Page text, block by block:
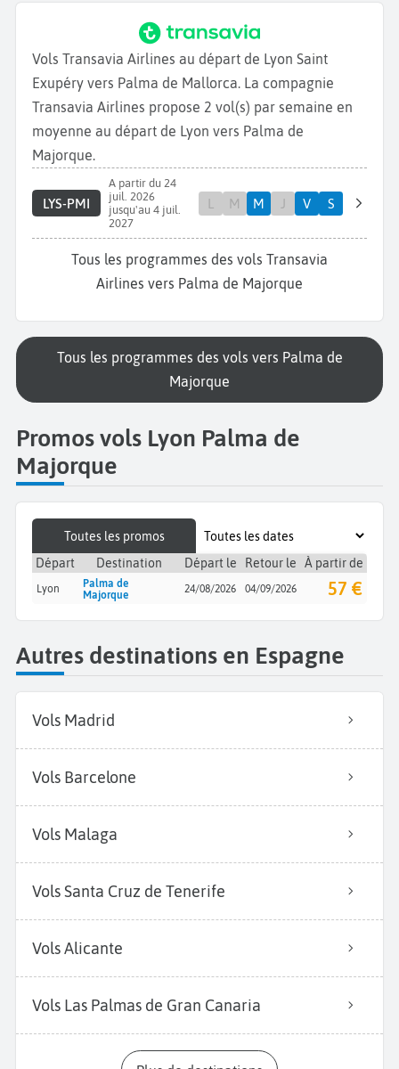
Vols Transavia Airlines au départ de Lyon Saint
Exupéry vers Palma de Mallorca. La compagnie
Transavia Airlines propose 2 vol(s) par semaine en
moyenne au départ de Lyon vers Palma de
Majorque.
LYS-PMI
A partir du 24
juil. 2026
jusqu'au 4 juil.
2027
L M M J V S
Tous les programmes des vols Transavia
Airlines vers Palma de Majorque
Tous les programmes des vols vers Palma de
Majorque
Promos vols Lyon Palma de
Majorque
Toutes les promos
Départ
Destination Départ le Retour le À partir de
Lyon
Palma de
Majorque
24/08/2026 04/09/2026 57 €
Autres destinations en Espagne
Vols Madrid
Vols Barcelone
Vols Malaga
Vols Santa Cruz de Tenerife
Vols Alicante
Vols Las Palmas de Gran Canaria